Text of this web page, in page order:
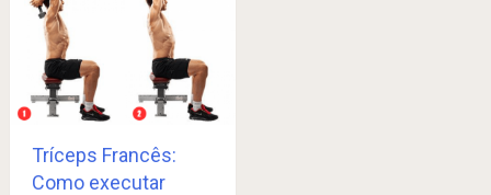
Tríceps Francês:
Como executar